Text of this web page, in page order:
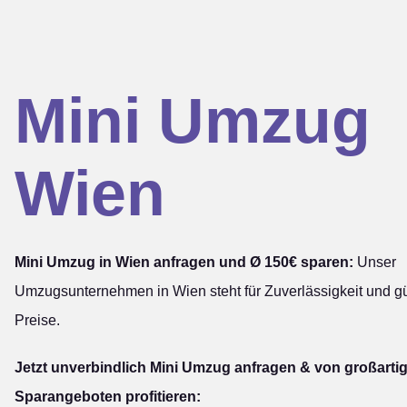
Mini Umzug
Wien
Mini Umzug in Wien anfragen und Ø 150€ sparen: Unser
Umzugsunternehmen in Wien steht für Zuverlässigkeit und
Preise.
Jetzt unverbindlich Mini Umzug anfragen & von
Sparangeboten profitieren: